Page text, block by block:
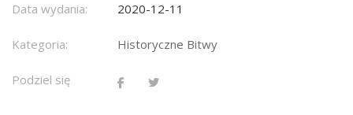
Data wydania: 2020-12-11
Kategoria: Historyczne Bitwy
Podziel się